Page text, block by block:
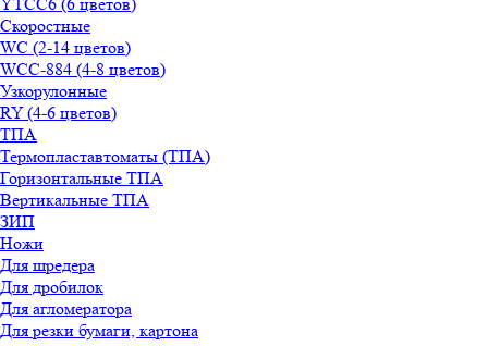
Скоростные
WС (2-14 цветов)
WСС-884 (4-8 цветов)
Узкорулонные
RY (4-6 цветов)
ТПА
Термопластавтоматы (ТПА)
Горизонтальные ТПА
Вертикальные ТПА
ЗИП
Ножи
Для шредера
Для дробилок
Для агломератора
Для резки бумаги, картона